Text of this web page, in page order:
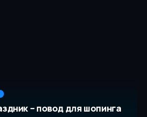
– повод для шопинга